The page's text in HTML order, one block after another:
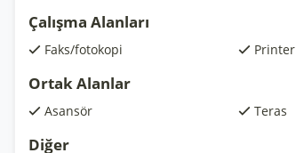
Çalışma Alanları
Faks/fotokopi Printer
Ortak Alanlar
Asansör Teras
Diğer